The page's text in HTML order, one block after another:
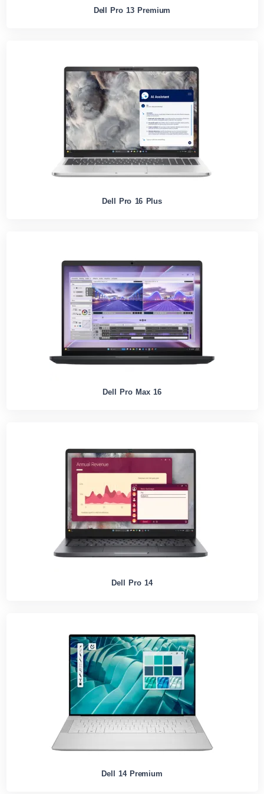
Dell Pro 13 Premium
Dell Pro 16 Plus
Dell Pro Max 16
Dell Pro 14
Dell 14 Premium